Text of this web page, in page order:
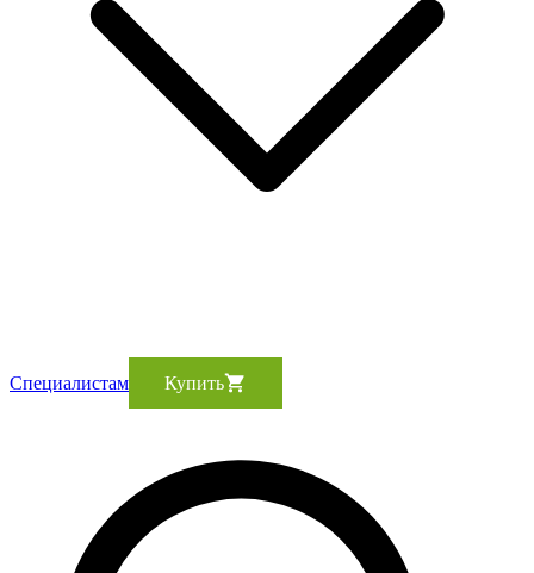
Cпециалистам Купить